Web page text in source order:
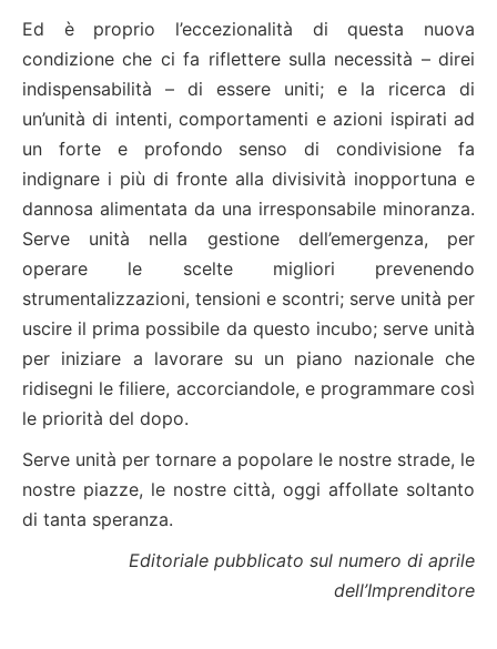
Ed è proprio l’eccezionalità di questa nuova
condizione che ci fa riflettere sulla necessità – direi
indispensabilità – di essere uniti; e la ricerca di
un’unità di intenti, com­portamenti e azioni ispirati ad
un forte e profondo senso di condivisione fa
indignare i più di fronte alla divisività inopportuna e
dannosa alimentata da una irresponsabile minoranza.
Serve unità nella gestione dell’emergenza, per
operare le scelte migliori prevenendo
strumentalizzazioni, tensioni e scontri; serve unità per
uscire il prima possibile da questo incubo; serve unità
per iniziare a lavorare su un piano nazionale che
ridisegni le filiere, accorciandole, e programmare così
le priorità del dopo.
Serve unità per tornare a popolare le nostre strade, le
nostre piazze, le nostre città, oggi affollate soltanto
di tanta speranza.
Editoriale pubblicato sul numero di aprile
dell’Imprenditore